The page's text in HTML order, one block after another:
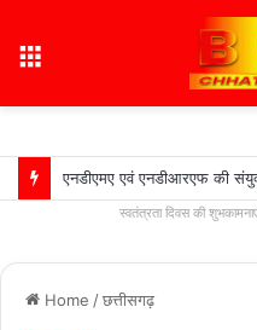
एनडीएमए एवं एनडीआरएफ की
स्वतंत्रता दिवस की
Home /छत्तीसगढ़